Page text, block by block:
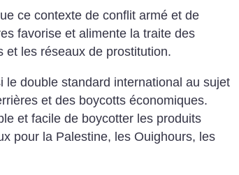
ce contexte de conflit armé et de
favorise et alimente la traite des
et les réseaux de prostitution.
le double standard international au sujet
et des boycotts économiques.
et facile de boycotter les produits
pour la Palestine, les Ouighours, les